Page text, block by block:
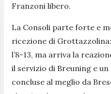
Franzoni libero.
La Consoli parte forte e
ricezione di
l’8-13, ma arriva la
il servizio di Breuning e
concluse al meglio da